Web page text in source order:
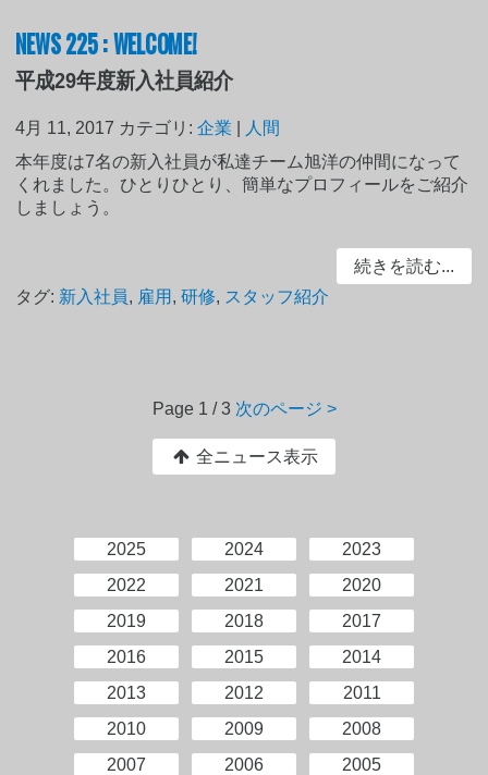
NEWS 225 : WELCOME!
平成29年度新入社員紹介
4月 11, 2017 カテゴリ:企業
人間
本年度は7名の新入社員が私達チーム旭洋の仲間になって
くれました。ひとりひとり、簡単なプロフィールをご紹介
しましょう。
続きを読む...
タグ: 新入社員, 雇用 ,研修, スタッフ紹介
Page 1 / 3 次のページ >
全ニュース表示
2025 2024
2023
2022
2021
2020
2019
2018
2017
2016
2015
2014
2013
2012
2011
2010
2009
2008
2007
2006
2005